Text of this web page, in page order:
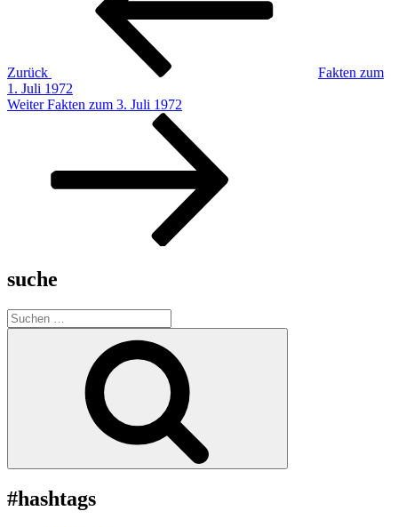
Zurück
Fakten zum
1. Juli 1972
Nächster
Weiter Fakten zum 3. Juli 1972
suche
Suche
nach:
#hashtags